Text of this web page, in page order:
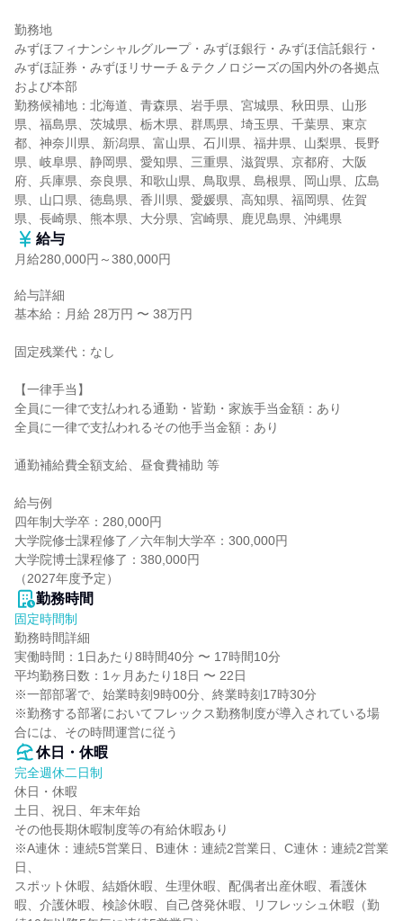
勤務地
みずほフィナンシャルグループ・みずほ銀行・みずほ信託銀行・
みずほ証券・みずほリサーチ＆テクノロジーズの国内外の各拠点
および本部
勤務候補地：北海道、青森県、岩手県、宮城県、秋田県、山形
県、福島県、茨城県、栃木県、群馬県、埼玉県、千葉県、東京
都、神奈川県、新潟県、富山県、石川県、福井県、山梨県、長野
県、岐阜県、静岡県、愛知県、三重県、滋賀県、京都府、大阪
府、兵庫県、奈良県、和歌山県、鳥取県、島根県、岡山県、広島
県、山口県、徳島県、香川県、愛媛県、高知県、福岡県、佐賀
県、長崎県、熊本県、大分県、宮崎県、鹿児島県、沖縄県
給与
月給280,000円～380,000円
給与詳細
基本給：月給 28万円 〜 38万円
固定残業代：なし
【一律手当】
全員に一律で支払われる通勤・皆勤・家族手当金額：あり
全員に一律で支払われるその他手当金額：あり
通勤補給費全額支給、昼食費補助 等
給与例
四年制大学卒：280,000円
大学院修士課程修了／六年制大学卒：300,000円
大学院博士課程修了：380,000円
（2027年度予定）
勤務時間
固定時間制
勤務時間詳細
実働時間：1日あたり8時間40分 〜 17時間10分
平均勤務日数：1ヶ月あたり18日 〜 22日
※一部部署で、始業時刻9時00分、終業時刻17時30分
※勤務する部署においてフレックス勤務制度が導入されている場
合には、その時間運営に従う
休日・休暇
完全週休二日制
休日・休暇
土日、祝日、年末年始
その他長期休暇制度等の有給休暇あり
※A連休：連続5営業日、B連休：連続2営業日、C連休：連続2営業
日、
スポット休暇、結婚休暇、生理休暇、配偶者出産休暇、看護休
暇、介護休暇、検診休暇、自己啓発休暇、リフレッシュ休暇（勤